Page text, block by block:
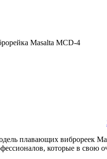
Masalta MCD-4
плавающих виброреек
которые в свою